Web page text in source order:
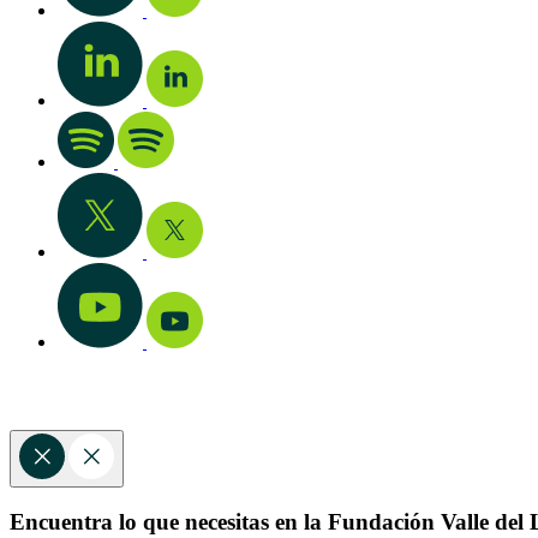
Encuentra lo que necesitas en la Fundación Valle del